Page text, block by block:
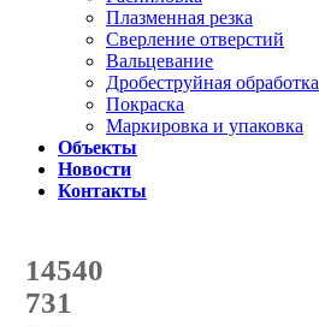
Плазменная резка
Сверление отверстий
Вальцевание
Дробеструйная обработка
Покраска
Маркировка и упаковка
Объекты
Новости
Контакты
14540
с начала года
731
с начала месяца